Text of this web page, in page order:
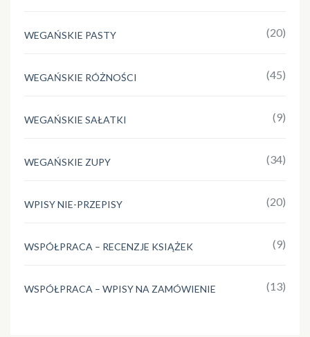
WEGAŃSKIE PASTY (20)
WEGAŃSKIE RÓŻNOŚCI (45)
WEGAŃSKIE SAŁATKI (9)
WEGAŃSKIE ZUPY (34)
WPISY NIE-PRZEPISY (20)
WSPÓŁPRACA – RECENZJE KSIĄŻEK (9)
WSPÓŁPRACA – WPISY NA ZAMÓWIENIE (13)